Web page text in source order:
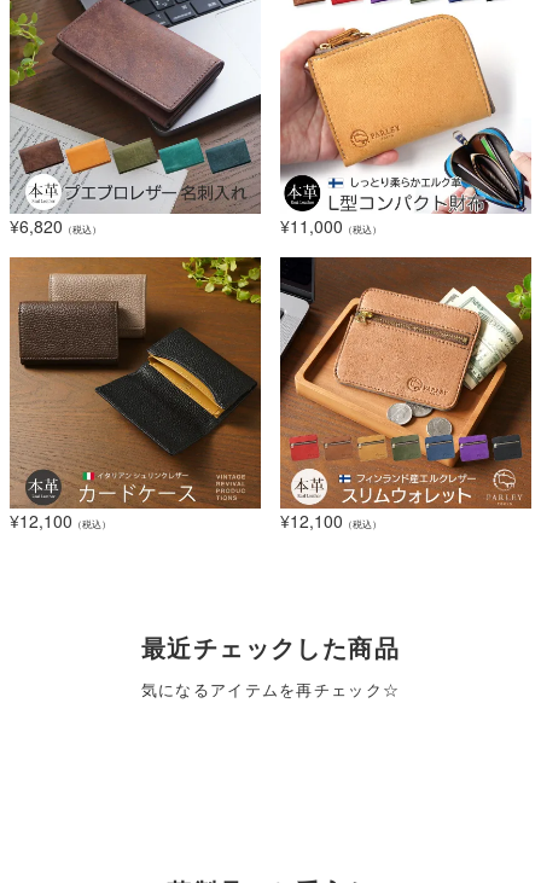
¥6,820 （税込） ¥11,000 （税込）
¥12,100 （税込） ¥12,100 （税込）
最近チェックした商品
気になるアイテムを再チェック☆